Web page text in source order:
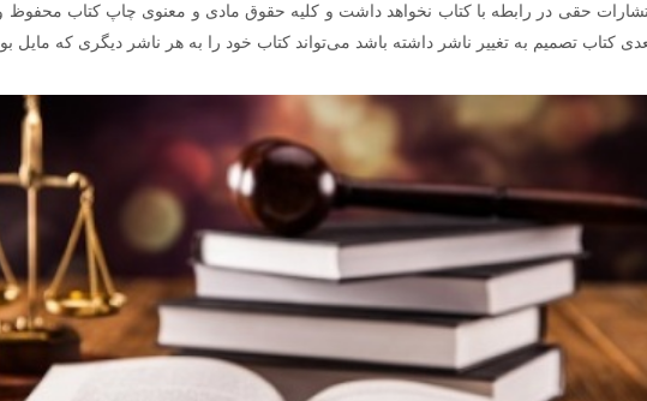
حقی در رابطه با کتاب نخواهد داشت و کلیه حقوق مادی و معنوی چاپ کتاب
کتاب تصمیم به تغییر ناشر داشته باشد می‌تواند کتاب خود را به هر ناشر دیگری که مایل